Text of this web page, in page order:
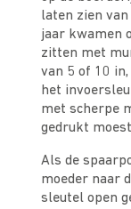
laten zien
jaar kwamen
zitten met
van 5 of 10
het
met scherpe
gedrukt
Als de
moeder naar
sleutel open